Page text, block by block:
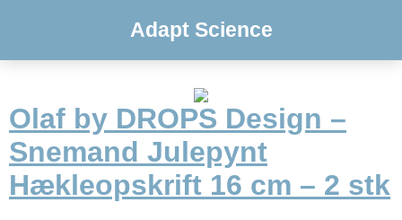
Adapt Science
Olaf by DROPS Design –
Snemand Julepynt
Hækleopskrift 16 cm – 2 stk